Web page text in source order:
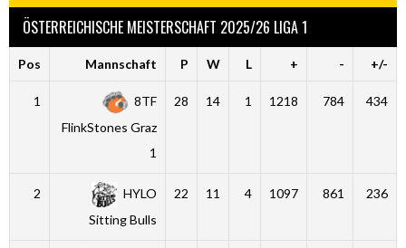
ÖSTERREICHISCHE MEISTERSCHAFT 2025/26 LIGA 1
Pos Mannschaft P W L + - +/-
1
8TF
FlinkStones Graz
1
28 14 1 1218 784 434
2
HYLO
Sitting Bulls
22 11 4 1097 861 236